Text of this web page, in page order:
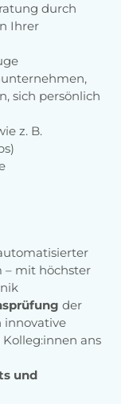
durch
Ihrer
sich persönlich
z. B.
– mit höchster
der
innovative
ans
und